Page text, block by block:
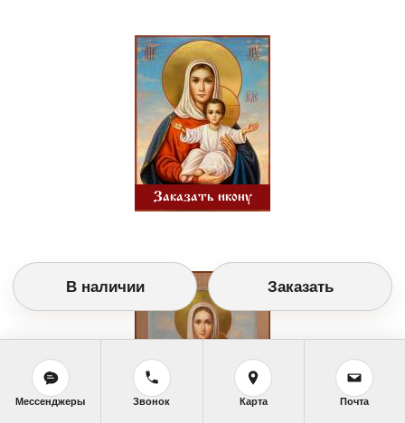
Заказать икону
В наличии Заказать
Мессенджеры Звонок Карта Почта